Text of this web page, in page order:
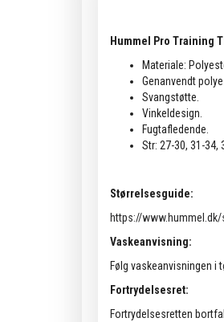
Hummel Pro Training
Materiale:
Genanvendt
Svangstøtte.
Vinkeldesign.
Fugtafledende.
Str: 27-30, 31-34,
Størrelsesguide:
https://
Vaskeanvisning:
Følg vaskeanvisningen
Fortrydelsesret:
Fortrydelsesretten